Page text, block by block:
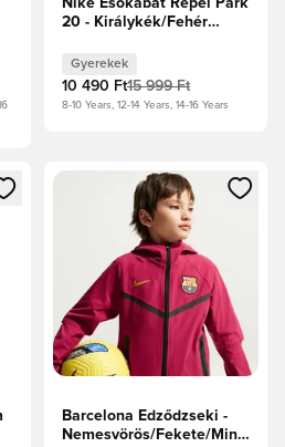
Nike Esőkabát Repel Park
20 - Királykék/Fehér
Gyerekek
10 490 Ft15 999 Ft
8-10 Years, 12-14 Years, 14-16 Years
vagy a tagként
Megnyit egy modált a
Barcelona Edződzseki -
Nemesvörös/Fekete/Mineral